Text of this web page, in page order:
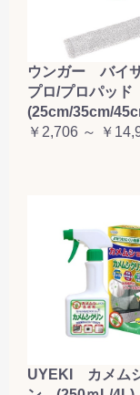
ウンガー バイ
プロ/プロパッド
(25cm/35cm/
￥2,706 ～ ￥
UYEKI カメム